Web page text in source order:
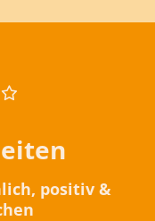
positiv &